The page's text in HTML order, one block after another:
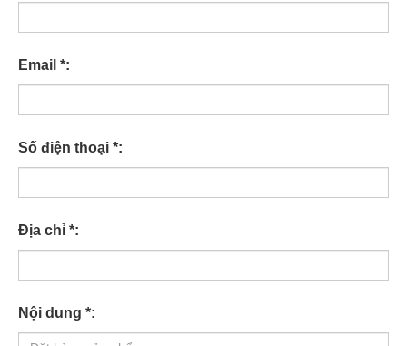
Email *:
Số điện thoại *:
Địa chỉ *:
Nội dung *: